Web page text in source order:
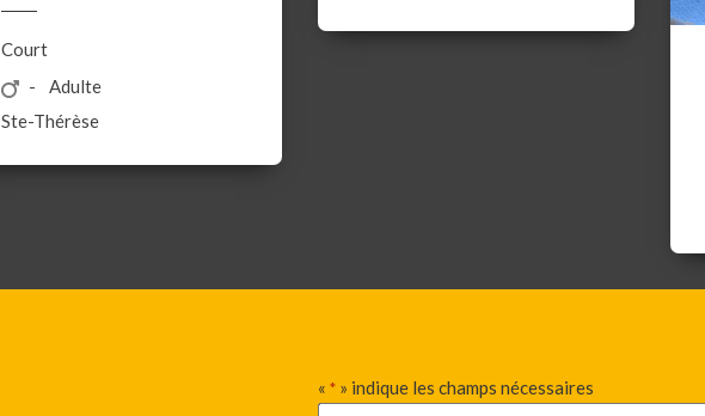
Court
Adulte
Ste-Thérèse
« * » indique les champs nécessaires